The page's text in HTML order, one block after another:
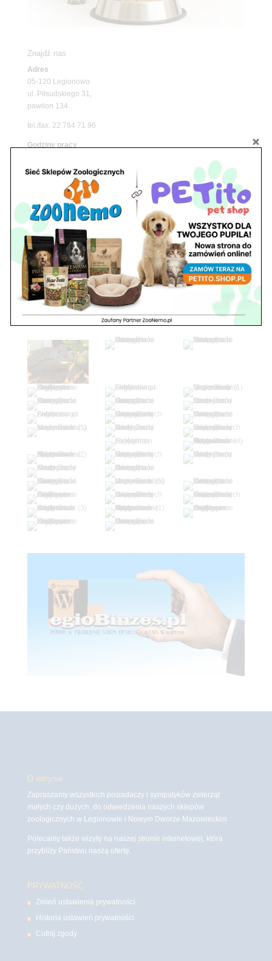
Znajdź nas
Adres
05-120 Legionowo
ul. Piłsudskiego 31,
pawilon 134
tel./fax. 22 784 71 96
Godziny pracy
sob. 10.00 – 15.00
niedz. zamknięte
05-100 Nowy Dwór Mazowiecki
ul. Leśna 2
tel. 503 900 215
Godziny pracy
pon. – piąt. 10.00 – 19.00
sob. 8.00 – 15.00
niedz. zamknięte
O witrynie
Zapraszamy wszystkich posiadaczy i sympatyków zwierząt
małych czy dużych, do odwiedzenia naszych sklepów
zoologicznych w Legionowie i Nowym Dworze Mazowieckim
Polecamy także wizytę na naszej stronie internetowej, która
przybliży Państwu naszą ofertę.
PRYWATNOŚĆ
Zmień ustawienia prywatności
Historia ustawień prywatności
Cofnij zgody